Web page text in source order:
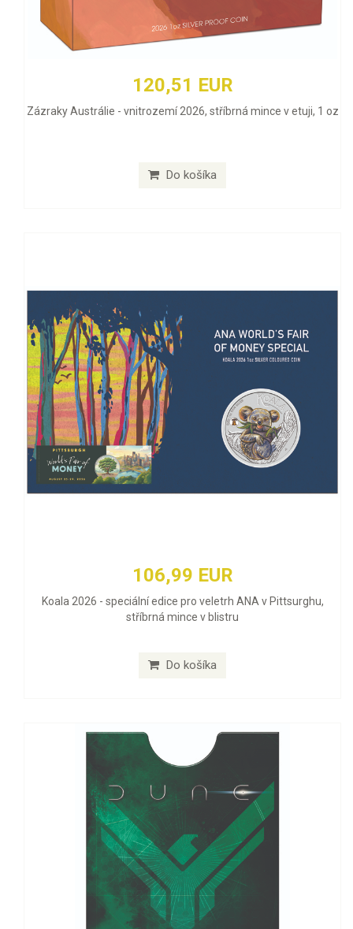
120,51 EUR
Zázraky Austrálie - vnitrozemí 2026, stříbrná mince v etuji, 1 oz
Do košíka
106,99 EUR
Koala 2026 - speciální edice pro veletrh ANA v Pittsurghu,
stříbrná mince v blistru
Do košíka